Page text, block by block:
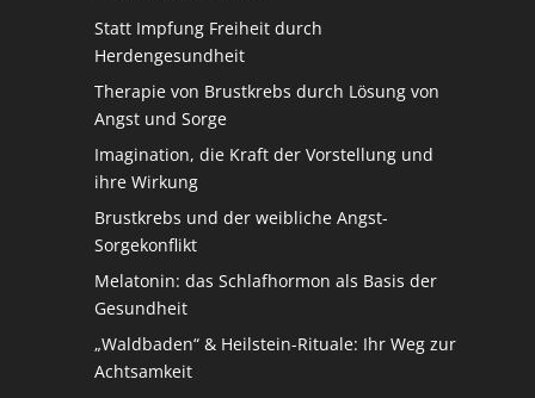
Statt Impfung Freiheit durch
Herdengesundheit
Therapie von Brustkrebs durch Lösung von
Angst und Sorge
Imagination, die Kraft der Vorstellung und
ihre Wirkung
Brustkrebs und der weibliche Angst-
Sorgekonflikt
Melatonin: das Schlafhormon als Basis der
Gesundheit
„Waldbaden“ & Heilstein-Rituale: Ihr Weg zur
Achtsamkeit